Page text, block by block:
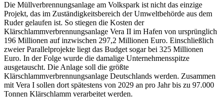
Die Müllverbrennungsanlage am Volkspark ist nicht das einzige
Projekt, das im Zuständigkeitsbereich der Umweltbehörde aus dem
Ruder gelaufen ist. So stiegen die Kosten der
Klärschlammverbrennungsanlage Vera II im Hafen von ursprünglich
196 Millionen auf inzwischen 297,2 Millionen Euro. Einschließlich
zweier Parallelprojekte liegt das Budget sogar bei 325 Millionen
Euro. In der Folge wurde die damalige Unternehmensspitze
ausgetauscht. Die Anlage soll die größte
Klärschlammverbrennungsanlage Deutschlands werden. Zusammen
mit Vera I sollen dort spätestens von 2029 an pro Jahr bis zu 97.000
Tonnen Klärschlamm verarbeitet werden.